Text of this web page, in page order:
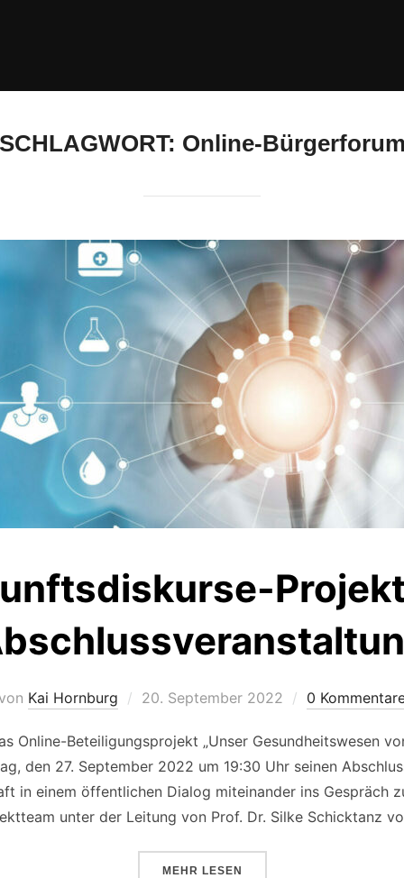
Online-Bürgerforum
Kai Hornburg
Veröffentlicht
20. September 2022 0
Online-Beteiligungsprojekt „Unser Gesundheitswesen
den 27. September 2022 um 19:30 Uhr seinen
in einem öffentlichen Dialog miteinander ins Gespräch
unter der Leitung von Prof. Dr. Silke Schicktanz
MEHR ÜBER „DAS
LESEN